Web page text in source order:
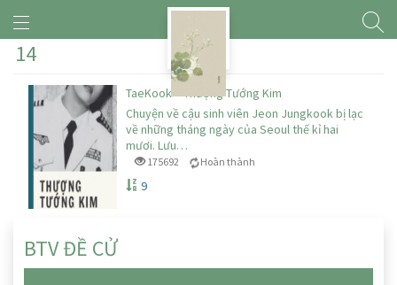
14
TaeKook – Thượng Tướng Kim
Chuyện về cậu sinh viên Jeon Jungkook bị lạc
về những tháng ngày của Seoul thế kỉ hai
mươi. Lưu…
175692 Hoàn thành
9
BTV ĐỀ CỬ